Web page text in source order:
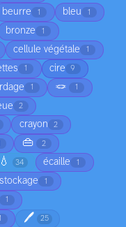
beurre 1 bleu 1
bronze 1
cellule végétale 1
1 cire 9
1 🪢 1
2
crayon 2
👜 2
💧 34 écaille 1
1
1
🖊️ 25